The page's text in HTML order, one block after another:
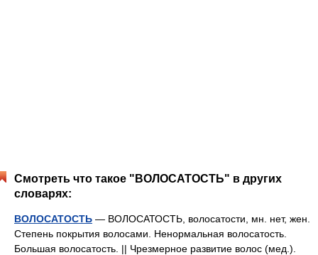
Смотреть что такое "ВОЛОСАТОСТЬ" в других
словарях:
ВОЛОСАТОСТЬ — ВОЛОСАТОСТЬ, волосатости, мн. нет, жен.
Степень покрытия волосами. Ненормальная волосатость.
Большая волосатость. || Чрезмерное развитие волос (мед.).